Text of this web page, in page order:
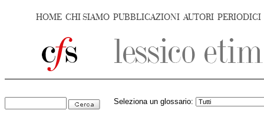
HOME CHI SIAMO PUBBLICAZIONI AUTORI PERIODICI
Seleziona un glossario: